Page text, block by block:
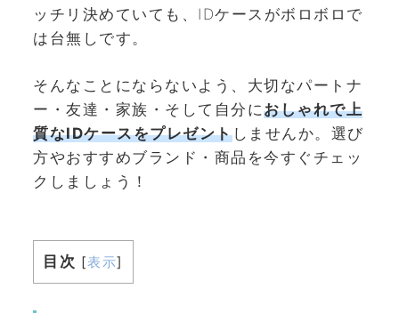
ッチリ決めていても、IDケースがボロボロで
は台無しです。
そんなことにならないよう、大切なパートナ
ー・友達・家族・そして自分におしゃれで上
質なIDケースをプレゼントしませんか。選び
方やおすすめブランド・商品を今すぐチェッ
クしましょう！
目次 [表示]